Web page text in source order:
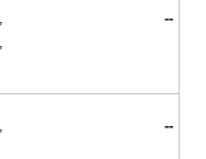
--
--